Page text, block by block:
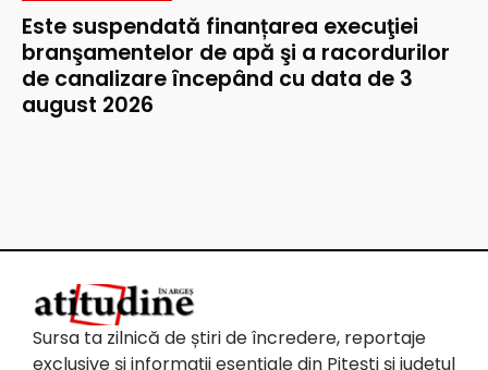
Este suspendată finanțarea execuţiei
branşamentelor de apă şi a racordurilor
de canalizare începând cu data de 3
august 2026
Sursa ta zilnică de știri de încredere, reportaje
exclusive și informații esențiale din Pitești și județul